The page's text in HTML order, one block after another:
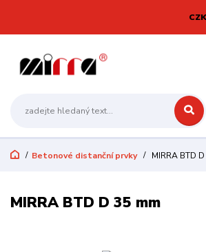
CZK
Betonové distanční prvky MIRRA BTD
MIRRA BTD D 35 mm